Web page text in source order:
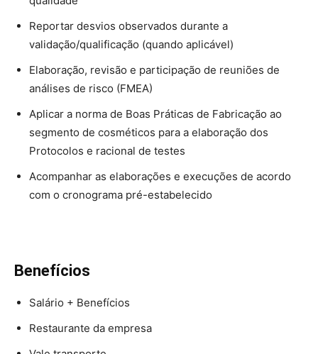
Reportar desvios observados durante a
validação/qualificação (quando aplicável)
Elaboração, revisão e participação de reuniões de
análises de risco (FMEA)
Aplicar a norma de Boas Práticas de Fabricação ao
segmento de cosméticos para a elaboração dos
Protocolos e racional de testes
Acompanhar as elaborações e execuções de acordo
com o cronograma pré-estabelecido
Benefícios
Salário + Benefícios
Restaurante da empresa